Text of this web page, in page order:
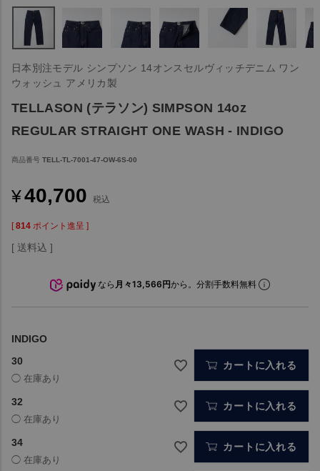
日本別注モデル シンプソン 14オンスセルヴィッチデニム ワン
ウォッシュ アメリカ製
TELLASON (テラソン) SIMPSON 14oz
REGULAR STRAIGHT ONE WASH - INDIGO
商品番号 TELL-TL-7001-47-OW-6S-00
¥40,700 税込
[ 814 ポイント進呈 ]
送料込
なら 月々13,566円から。分割手数料無料
INDIGO
30
カートに入れる
32 カートに入れる
34 カートに入れる